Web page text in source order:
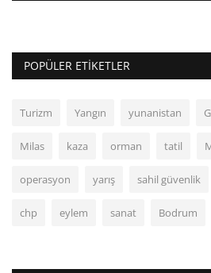
POPÜLER ETIKETLER
Turizm Yangın yunanistan
Milas kaza orman tatil
operasyon yarış sahil güvenlik
chp eylem sanat Bodrum